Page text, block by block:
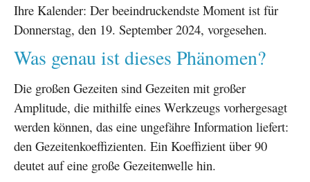
Ihre Kalender: Der beeindruckendste Moment ist für
Donnerstag, den 19. September 2024, vorgesehen.
Was genau ist dieses Phänomen?
Die großen Gezeiten sind Gezeiten mit großer
Amplitude, die mithilfe eines Werkzeugs vorhergesagt
werden können, das eine ungefähre Information liefert:
den Gezeitenkoeffizienten. Ein Koeffizient über 90
deutet auf eine große Gezeitenwelle hin.